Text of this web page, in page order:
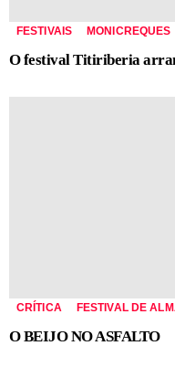
FESTIVAIS MONICREQUES
O festival Titiriberia
CRÍTICA FESTIVAL DE
O BEIJO NO ASFALTO